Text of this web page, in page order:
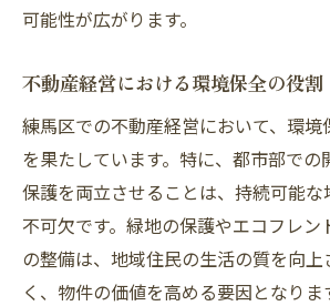
可能性が広がります。
不動産経営における環境保全の役割
練馬区での不動産経営において、環境
を果たしています。特に、都市部での
保護を両立させることは、持続可能
不可欠です。緑地の保護やエコフレン
の整備は、地域住民の生活の質を向
く、物件の価値を高める要因となりま